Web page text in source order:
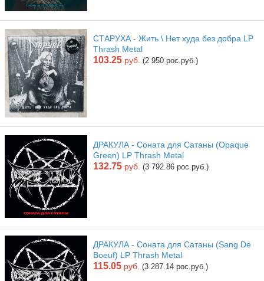
СТАРУХА - Жить \ Нет худа без добра LP
Thrash Metal
103.25 руб. (2 950 рос.руб.)
ДРАКУЛА - Соната для Сатаны (Opaque
Green) LP Thrash Metal
132.75 руб. (3 792.86 рос.руб.)
ДРАКУЛА - Соната для Сатаны (Sang De
Boeuf) LP Thrash Metal
115.05 руб. (3 287.14 рос.руб.)